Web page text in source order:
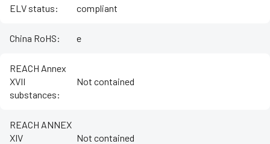
ELV status: compliant
China RoHS: e
REACH Annex
XVII
substances:
Not contained
REACH ANNEX
XIV
Not contained